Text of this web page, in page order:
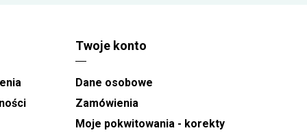
Twoje konto
Dane osobowe
Zamówienia
Moje pokwitowania - korekty